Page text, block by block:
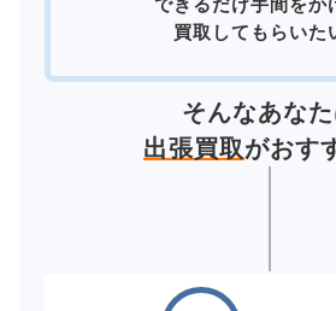
できるだけ手間をか
買取してもらいた
そんなあな
出張買取がおす